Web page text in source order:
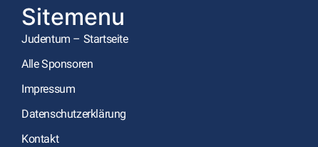
Sitemenu
Judentum – Startseite
Alle Sponsoren
Impressum
Datenschutzerklärung
Kontakt